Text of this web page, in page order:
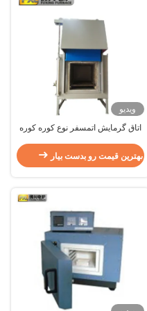
ویدیو
اتاق گرمایش اتمسفر نوع کوره کوره
بهترین قیمت رو بدست بیار